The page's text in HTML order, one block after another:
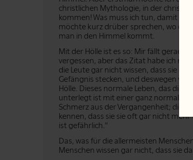
christlichen Mythologie, in der
kommen! Was muss ich tun, damit ich
möchte kurz drüber sprechen, wo die
man in den Himmel kommt.
Mit der Hölle ist es so: Mir fällt gerade
vergessen, aber das Zitat habe ich
die Leute gar nicht wissen, dass sie
Gefängnis stecken, und deswegen
Hölle. Dieses normale Leben, das die
unterlegt ist mit einer ganz normalen
Schmerz aus der Vergangenheit;
kennen, dass sie sie oft gar nicht
ist gefährlich."
Das, was für die allermeisten
Menschen wissen gar nicht, dass sie